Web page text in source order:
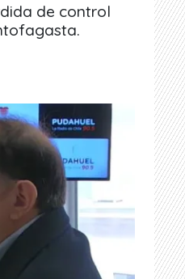
de control